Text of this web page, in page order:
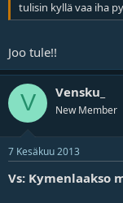
tulisin kyllä vaa iha
Joo tule!!
V Vensku_
New Member
7 Kesäkuu 2013
Vs: Kymenlaakso